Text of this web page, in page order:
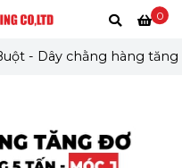
0
- Dây chằng hàng tăng